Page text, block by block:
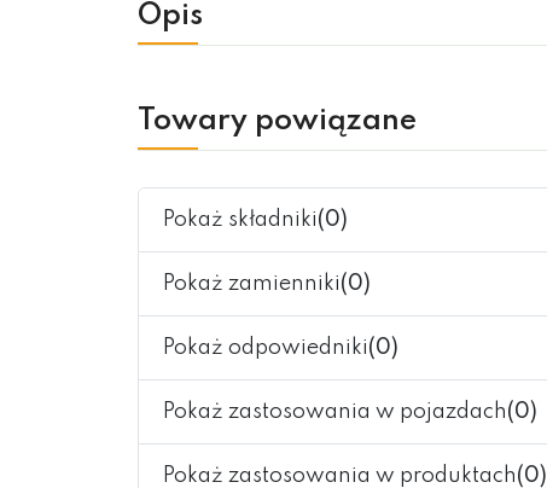
Opis
Towary powiązane
Pokaż składniki(0)
Pokaż zamienniki(0)
Pokaż odpowiedniki(0)
Pokaż zastosowania w pojazdach(0)
Pokaż zastosowania w produktach(0)